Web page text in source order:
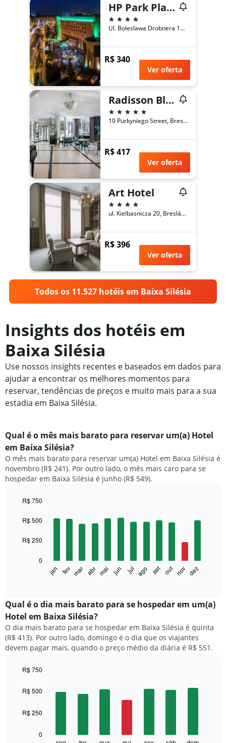
HP Park Plaza
4 estrelas
Ul. Boleslawa Drobnera 11/13, Breslávia, Baixa Silésia, Polônia
R$ 340
Ver oferta
Radisson Blu Hotel, Wroclaw
5 estrelas
10 Purkyniego Street, Breslávia, Baixa Silésia, Polônia
R$ 417
Ver oferta
Art Hotel
4 estrelas
ul. Kielbasnicza 20, Breslávia, Baixa Silésia, Polônia
R$ 396
Ver oferta
Todos os 11.527 hotéis em Baixa Silésia
Insights dos hotéis em
Baixa Silésia
Use nossos insights recentes e baseados em dados para
ajudar a encontrar os melhores momentos para
reservar, tendências de preços e muito mais para a sua
estadia em Baixa Silésia.
Qual é o mês mais barato para reservar um(a) Hotel
em Baixa Silésia?
O mês mais barato para reservar um(a) Hotel em Baixa Silésia é
novembro (R$ 241). Por outro lado, o mês mais caro para se
hospedar em Baixa Silésia é junho (R$ 549).
chart
bars.
exibe
o
preço
médio
de
um
mês
gráfico
tem
graphic.
jan fev mar abr mai jun jul ago set out nov dez
0
R$ 250
R$ 500
R$ 750
Qual é o dia mais barato para se hospedar em um(a)
Hotel em Baixa Silésia?
O dia mais barato para se hospedar em Baixa Silésia é quinta
(R$ 413). Por outro lado, domingo é o dia que os viajantes
devem pagar mais, quando o preço médio da diária é R$ 551.
chart
with
bars.
graphic.
0
R$ 250
R$ 500
R$ 750